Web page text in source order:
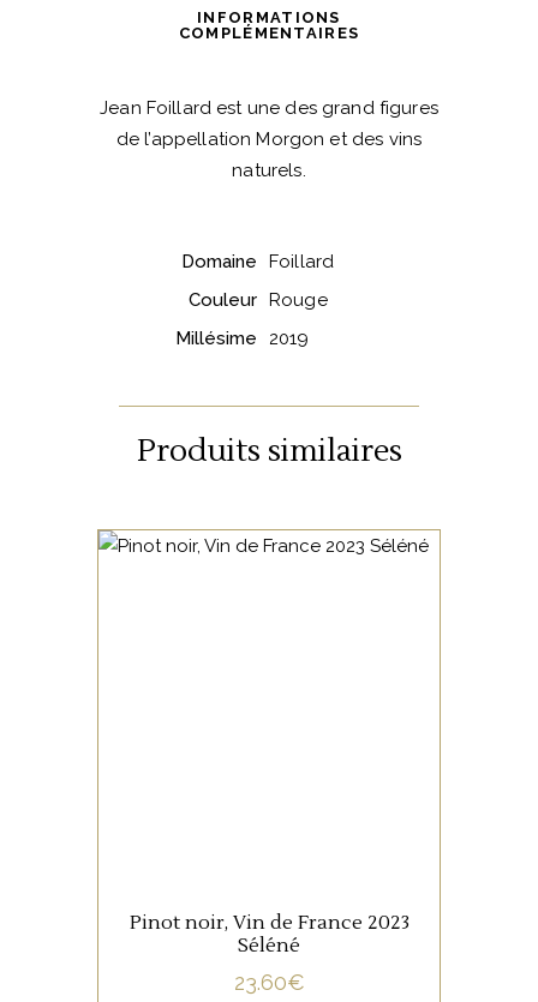
INFORMATIONS
COMPLÉMENTAIRES
Jean Foillard est une des grand figures
de l’appellation Morgon et des vins
naturels.
Domaine
Foillard
Couleur Rouge
Millésime
2019
Produits similaires
Pinot noir, Vin de France 2023
Séléné
23.60€